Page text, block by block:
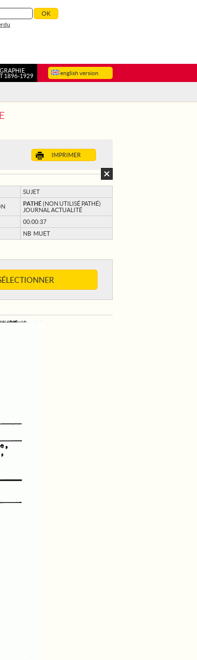
english version
1896-1929
IMPRIMER
SUJET
PATHÉ(NON UTILISÉ PATHÉ)
JOURNAL ACTUALITÉ
00:00:37
NB MUET